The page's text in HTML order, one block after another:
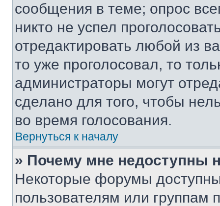
сообщения в теме; опрос
никто не успел
отредактировать любой из
то уже проголосовал, то
администраторы могут
сделано для того, чтобы
во время голосования.
Вернуться к началу
» Почему мне недоступны
Некоторые форумы
пользователям или группам